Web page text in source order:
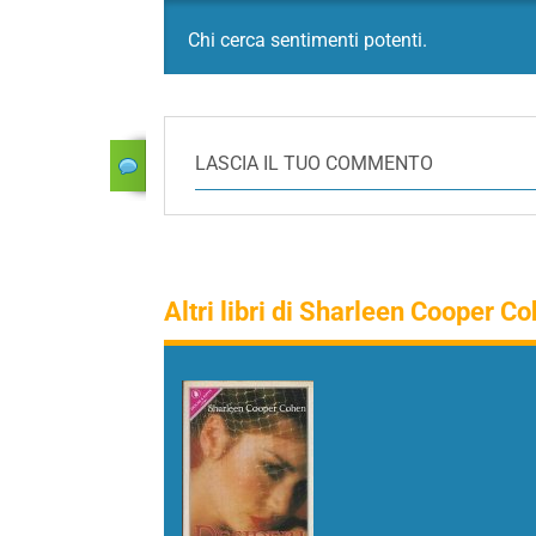
Chi cerca sentimenti potenti.
LASCIA IL TUO COMMENTO
Altri libri di Sharleen Cooper